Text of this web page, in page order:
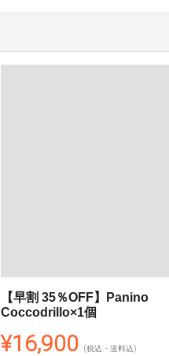
【早割 35％OFF】Panino
Coccodrillo×1個
¥16,900 (税込・送料込)